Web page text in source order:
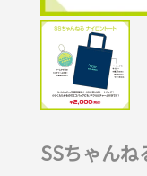
SSちゃんね